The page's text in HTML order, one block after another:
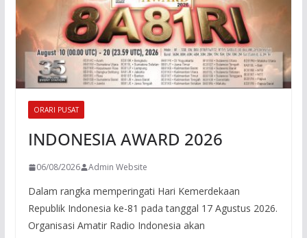
ORARI PUSAT
INDONESIA AWARD 2026
06/08/2026 Admin Website
Dalam rangka memperingati Hari Kemerdekaan
Republik Indonesia ke-81 pada tanggal 17 Agustus 2026.
Organisasi Amatir Radio Indonesia akan